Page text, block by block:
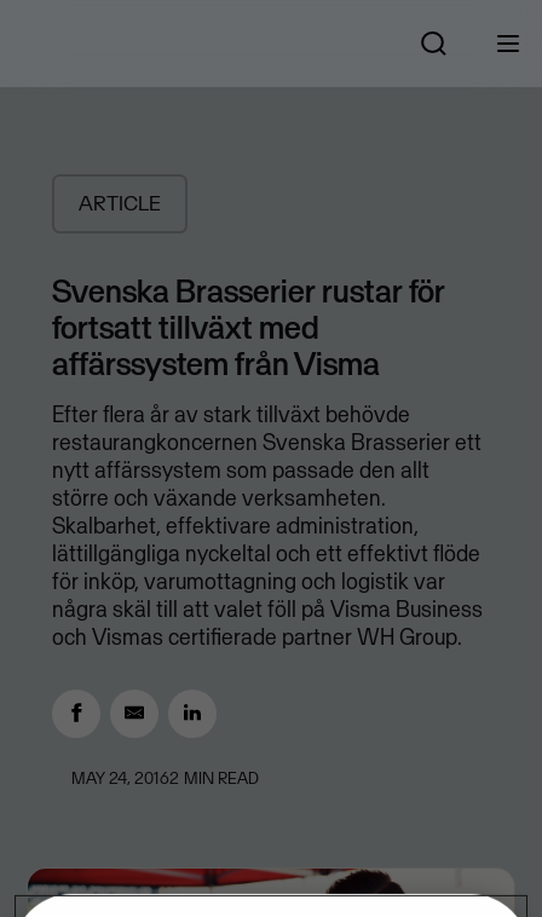
ARTICLE
Svenska Brasserier rustar för
fortsatt tillväxt med
affärssystem från Visma
Efter flera år av stark tillväxt behövde
restaurangkoncernen Svenska Brasserier ett
nytt affärssystem som passade den allt
större och växande verksamheten.
Skalbarhet, effektivare administration,
lättillgängliga nyckeltal och ett effektivt flöde
för inköp, varumottagning och logistik var
några skäl till att valet föll på Visma Business
och Vismas certifierade partner WH Group.
MAY 24, 20162 MIN READ